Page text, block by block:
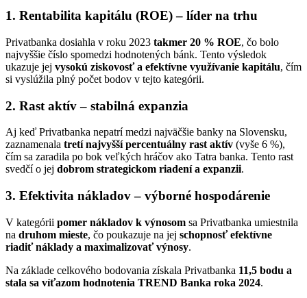
1. Rentabilita kapitálu (ROE) – líder na trhu
Privatbanka dosiahla v roku 2023 takmer 20 % ROE, čo bolo
najvyššie číslo spomedzi hodnotených bánk. Tento výsledok
ukazuje jej vysokú ziskovosť a efektívne využívanie kapitálu, čím
si vyslúžila plný počet bodov v tejto kategórii.
2. Rast aktív – stabilná expanzia
Aj keď Privatbanka nepatrí medzi najväčšie banky na Slovensku,
zaznamenala tretí najvyšší percentuálny rast aktív (vyše 6 %),
čím sa zaradila po bok veľkých hráčov ako Tatra banka. Tento rast
svedčí o jej dobrom strategickom riadení a expanzii.
3. Efektivita nákladov – výborné hospodárenie
V kategórii pomer nákladov k výnosom sa Privatbanka umiestnila
na druhom mieste, čo poukazuje na jej schopnosť efektívne
riadiť náklady a maximalizovať výnosy.
Na základe celkového bodovania získala Privatbanka 11,5 bodu a
stala sa víťazom hodnotenia TREND Banka roka 2024.